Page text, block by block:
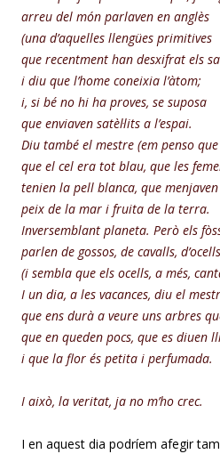
arreu del món parlaven en anglès
(una d’aquelles llengües primitives
que recentment han desxifrat els
i diu que l’home coneixia l’àtom;
i, si bé no hi ha proves, se suposa
que enviaven satèl·lits a l’espai.
Diu també el mestre (em penso
que el cel era tot blau, que les
tenien la pell blanca, que menjaven
peix de la mar i fruita de la terra.
Inversemblant planeta. Però els
parlen de gossos, de cavalls, d’ocells
(i sembla que els ocells, a més,
I un dia, a les vacances, diu el
que ens durà a veure uns arbres
que en queden pocs, que es diuen
i que la flor és petita i perfumada.
I això, la veritat, ja no m’ho crec.
I en aquest dia podríem afegir